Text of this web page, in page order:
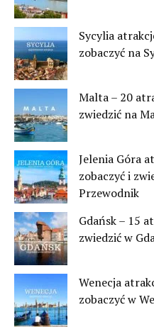
Sycylia
zobaczyć na
Malta – 20
zwiedzić na
Jelenia Góra
zobaczyć i
Przewodnik
Gdańsk – 15
zwiedzić w
Wenecja
zobaczyć w